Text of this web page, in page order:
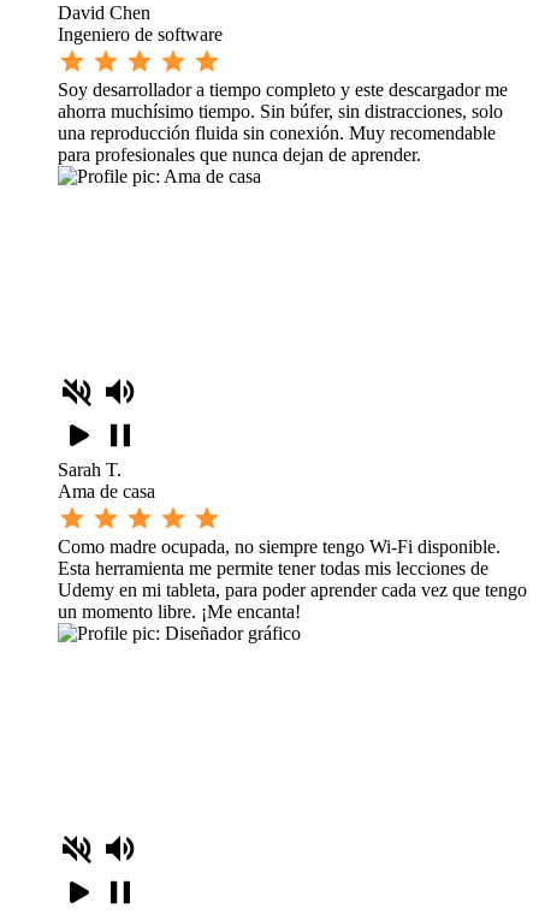
David Chen
Ingeniero de software
Soy desarrollador a tiempo completo y este descargador me
ahorra muchísimo tiempo. Sin búfer, sin distracciones, solo
una reproducción fluida sin conexión. Muy recomendable
para profesionales que nunca dejan de aprender.
Sarah T.
Ama de casa
Como madre ocupada, no siempre tengo Wi-Fi disponible.
Esta herramienta me permite tener todas mis lecciones de
Udemy en mi tableta, para poder aprender cada vez que tengo
un momento libre. ¡Me encanta!